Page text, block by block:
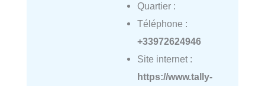
Quartier :
Téléphone :
+33972624946
Site internet :
https://www.tally-